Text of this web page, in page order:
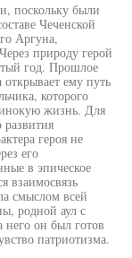
поскольку были
Чеченской
Аргуна,
природу герой
год. Прошлое
открывает ему путь
которого
жизнь. Для
развития
героя не
его
в эпическое
взаимосвязь
смыслом всей
родной аул с
он был готов
патриотизма.